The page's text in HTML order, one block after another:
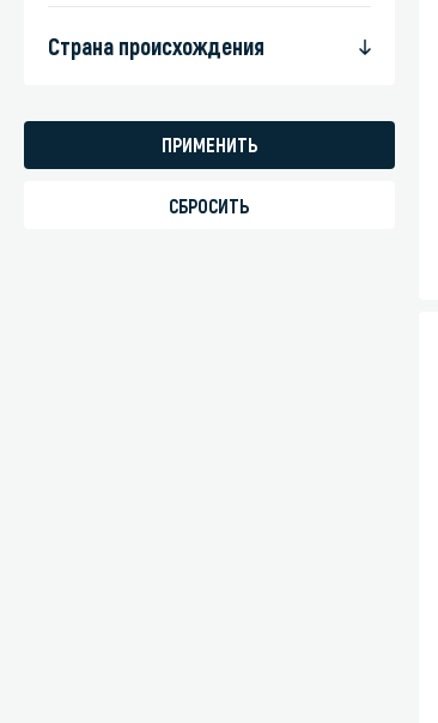
Страна происхождения